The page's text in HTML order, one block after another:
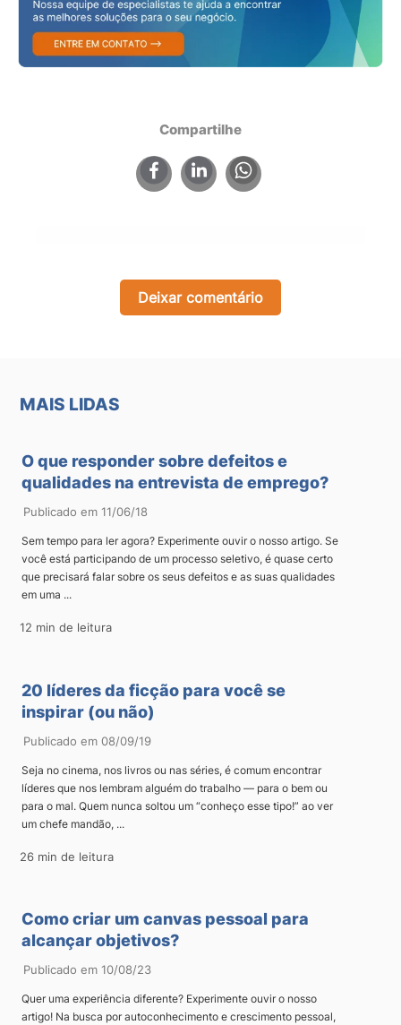
Compartilhe
Deixar comentário
MAIS LIDAS
O que responder sobre defeitos e
qualidades na entrevista de emprego?
Publicado em 11/06/18
Sem tempo para ler agora? Experimente ouvir o nosso artigo. Se
você está participando de um processo seletivo, é quase certo
que precisará falar sobre os seus defeitos e as suas qualidades
em uma ...
12 min de leitura
20 líderes da ficção para você se
inspirar (ou não)
Publicado em 08/09/19
Seja no cinema, nos livros ou nas séries, é comum encontrar
líderes que nos lembram alguém do trabalho — para o bem ou
para o mal. Quem nunca soltou um “conheço esse tipo!” ao ver
um chefe mandão, ...
26 min de leitura
Como criar um canvas pessoal para
alcançar objetivos?
Publicado em 10/08/23
Quer uma experiência diferente? Experimente ouvir o nosso
artigo! Na busca por autoconhecimento e crescimento pessoal,